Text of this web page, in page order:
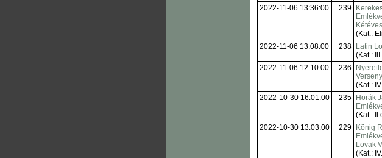
2022-11-06 13:36:00 239
(Kat.:
2022-11-06 13:08:00 238
Latin
(Kat.:
2022-11-06 12:10:00 236
(Kat.:
2022-10-30 16:01:00 235
Horák
(Kat.:
2022-10-30 13:03:00 229
König
Lovak
(Kat.: